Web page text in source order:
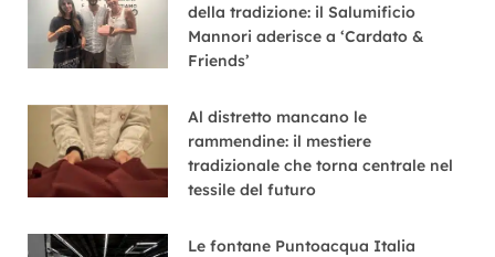
della tradizione: il Salumificio
Mannori aderisce a ‘Cardato &
Friends’
Al distretto mancano le
rammendine: il mestiere
tradizionale che torna centrale nel
tessile del futuro
Le fontane Puntoacqua Italia